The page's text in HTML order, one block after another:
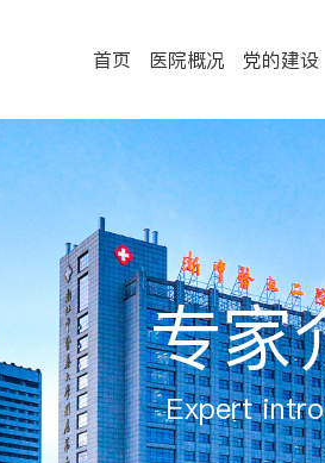
首页 医院概况 党的建设
专家
Expert